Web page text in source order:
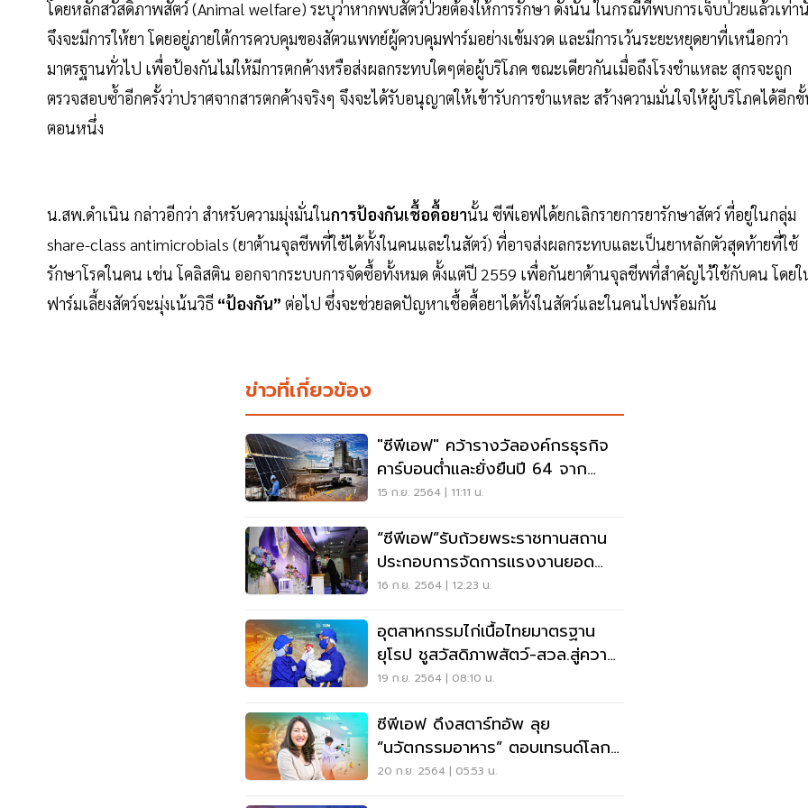
โดยหลักสวัสดิภาพสัตว์ (Animal welfare) ระบุว่าหากพบสัตว์ป่วยต้องให้การรักษา ดังนั้น ในกรณีที่พบการเจ็บป่วยแล้วเท่า
จึงจะมีการให้ยา โดยอยู่ภายใต้การควบคุมของสัตวแพทย์ผู้ควบคุมฟาร์มอย่างเข้มงวด และมีการเว้นระยะหยุดยาที่เหนือกว่า
มาตรฐานทั่วไป เพื่อป้องกันไม่ให้มีการตกค้างหรือส่งผลกระทบใดๆต่อผู้บริโภค ขณะเดียวกันเมื่อถึงโรงชำแหละ สุกรจะถูก
ตรวจสอบซ้ำอีกครั้งว่าปราศจากสารตกค้างจริงๆ จึงจะได้รับอนุญาตให้เข้ารับการชำแหละ สร้างความมั่นใจให้ผู้บริโภคได้อีก
ตอนหนึ่ง
น.สพ.ดำเนิน กล่าวอีกว่า สำหรับความมุ่งมั่นในการป้องกันเชื้อดื้อยานั้น ซีพีเอฟได้ยกเลิกรายการยารักษาสัตว์ ที่อยู่ในกลุ่ม
share-class antimicrobials (ยาต้านจุลชีพที่ใช้ได้ทั้งในคนและในสัตว์) ที่อาจส่งผลกระทบและเป็นยาหลักตัวสุดท้ายที่ใช้
รักษาโรคในคน เช่น โคลิสติน ออกจากระบบการจัดซื้อทั้งหมด ตั้งแต่ปี 2559 เพื่อกันยาต้านจุลชีพที่สำคัญไว้ใช้กับคน โดยใ
ฟาร์มเลี้ยงสัตว์จะมุ่งเน้นวิธี “ป้องกัน” ต่อไป ซึ่งจะช่วยลดปัญหาเชื้อดื้อยาได้ทั้งในสัตว์และในคนไปพร้อมกัน
ข่าวที่เกี่ยวข้อง
"ซีพีเอฟ" คว้ารางวัลองค์กรธุรกิจ
คาร์บอนต่ำและยั่งยืนปี 64 จาก
อบก.
15 ก.ย. 2564 | 11:11 น.
“ซีพีเอฟ”รับถ้วยพระราชทานสถาน
ประกอบการจัดการแรงงานยอด
เยี่ยม ปี 2564
16 ก.ย. 2564 | 12:23 น.
อุตสาหกรรมไก่เนื้อไทยมาตรฐาน
ยุโรป ชูสวัสดิภาพสัตว์-สวล.สู่ความ
ยั่งยืน
19 ก.ย. 2564 | 08:10 น.
ซีพีเอฟ ดึงสตาร์ทอัพ ลุย
“นวัตกรรมอาหาร” ตอบเทรนด์โลก
อนาคต
20 ก.ย. 2564 | 05:53 น.